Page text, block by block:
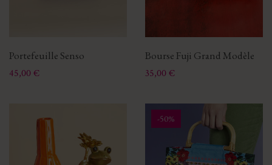
Portefeuille Senso
Prix
45,00 €
Bourse Fuji Grand Modèle
Prix
35,00 €
-50%